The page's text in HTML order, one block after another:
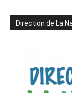
Direction de La